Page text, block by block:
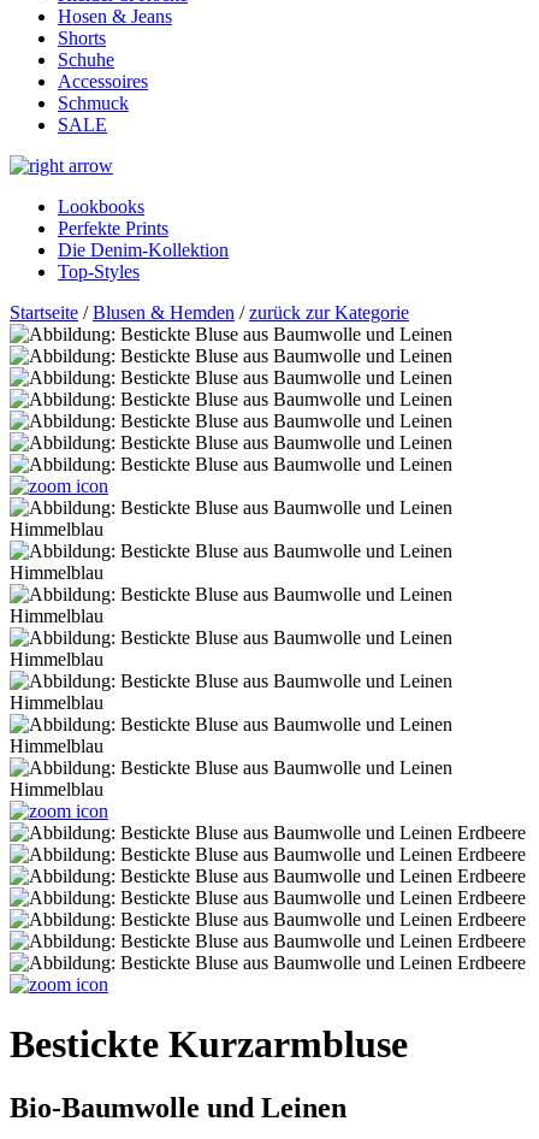
Hosen & Jeans
Shorts
Schuhe
Accessoires
Schmuck
SALE
Lookbooks
Perfekte Prints
Die Denim-Kollektion
Top-Styles
Startseite /Blusen & Hemden /zurück zur Kategorie
Bestickte Kurzarmbluse
Bio-Baumwolle und Leinen